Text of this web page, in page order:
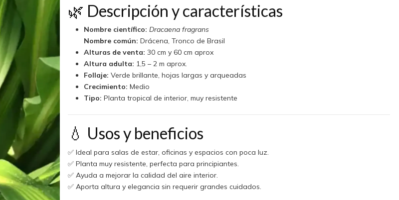
🌿 Descripción y características
Nombre científico: Dracaena fragrans
Nombre común: Drácena, Tronco de Brasil
Alturas de venta: 30 cm y 60 cm aprox
Altura adulta: 1,5 – 2 m aprox.
Follaje: Verde brillante, hojas largas y arqueadas
Crecimiento: Medio
Tipo: Planta tropical de interior, muy resistente
💧 Usos y beneficios
✅ Ideal para salas de estar, oficinas y espacios con poca luz.
✅ Planta muy resistente, perfecta para principiantes.
✅ Ayuda a mejorar la calidad del aire interior.
✅ Aporta altura y elegancia sin requerir grandes cuidados.